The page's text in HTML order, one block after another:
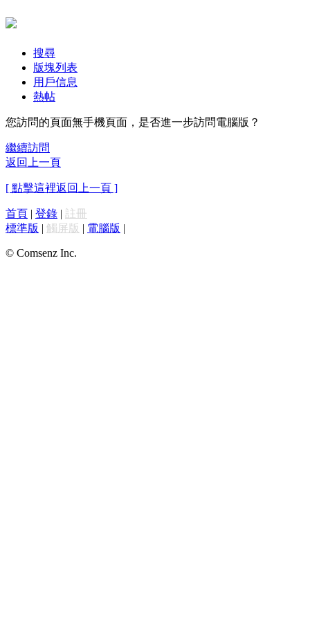
搜尋
版塊列表
用戶信息
熱帖
您訪問的頁面無手機頁面，是否進一步訪問電腦版？
繼續訪問
返回上一頁
[ 點擊這裡返回上一頁 ]
首頁 | 登錄 | 註冊
標準版 | 觸屏版 | 電腦版 |
© Comsenz Inc.